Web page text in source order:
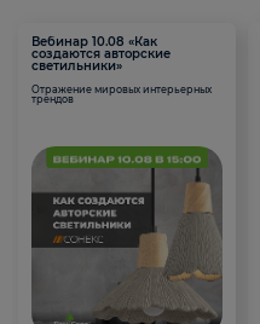
Вебинар 10.08 «Как
создаются авторские
светильники»
Отражение мировых интерьерных
трендов